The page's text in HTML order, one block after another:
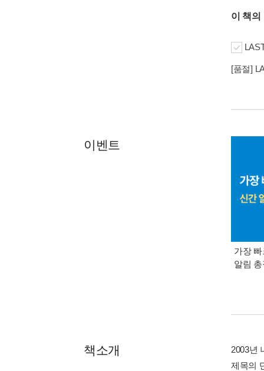
이 책의
[품절]
이벤트
가장
알림
책소개
2003년
제목의